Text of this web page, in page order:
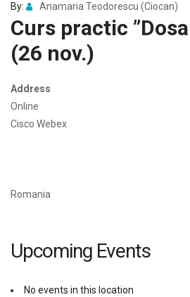
By: Anamaria Teodorescu (Ciocan)
Curs practic
(26 nov.)
Address
Online
Cisco Webex
Romania
Upcoming Events
No events in this location